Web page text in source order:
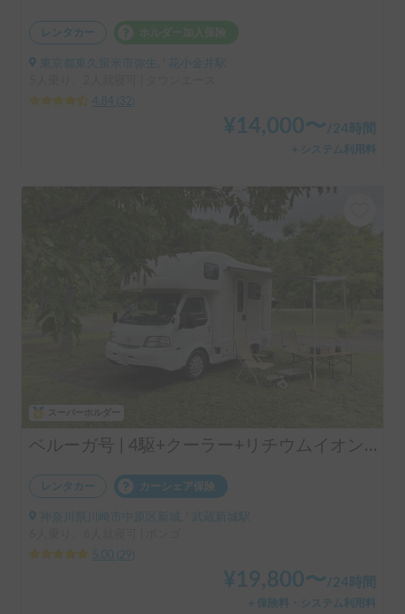
レンタカー
東京都東久留米市弥生, ' 花小金井駅
4.84
32
¥ 14,000〜 /24時間
＋システム利用料
ベルーガ号 | 4駆+クーラー+リチウムイオンバッテリー+ソーラーパネル/レンタル事業者 自損事故の車両保険ついてます
レンタカー カーシェア保険
神奈川県川崎市中原区新城, ' 武蔵新城駅
5.00
29
¥ 19,800〜 /24時間
＋保険料・システム利用料